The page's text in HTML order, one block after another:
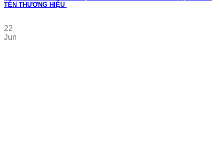
TÊN THƯƠNG HIỆU
22
Jun